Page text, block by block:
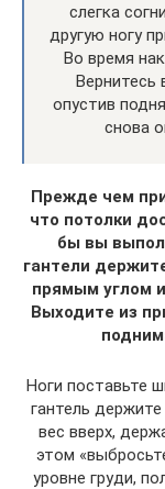
слегка
другую ногу
Во время
Вернитесь
опустив
снова
Прежде чем
что потолки
бы вы
гантели
прямым углом
Выходите из
Ноги поставьте
гантель
вес вверх,
этом
уровне груди,